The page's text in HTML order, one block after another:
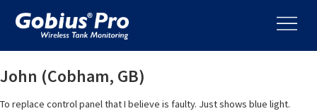
John (Cobham, GB)
To replace control panel that I believe is faulty. Just shows blue light.